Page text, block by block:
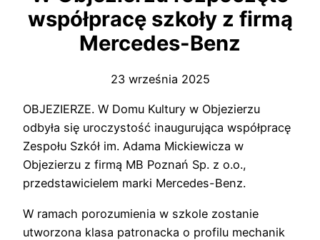
współpracę szkoły z firmą
Mercedes-Benz
23 września 2025
OBJEZIERZE. W Domu Kultury w Objezierzu
odbyła się uroczystość inaugurująca współpracę
Zespołu Szkół im. Adama Mickiewicza w
Objezierzu z firmą MB Poznań Sp. z o.o.,
przedstawicielem marki Mercedes-Benz.
W ramach porozumienia w szkole zostanie
utworzona klasa patronacka o profilu mechanik